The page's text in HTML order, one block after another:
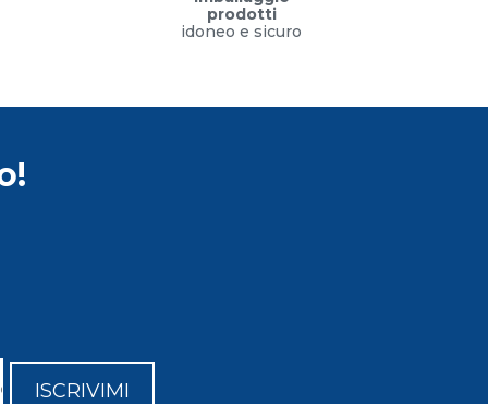
prodotti
idoneo e sicuro
ISCRIVIMI